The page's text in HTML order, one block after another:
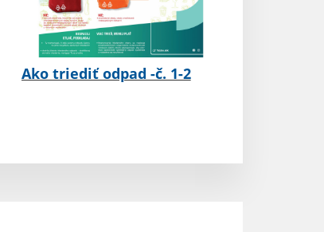
Ako triediť odpad -č. 1-2